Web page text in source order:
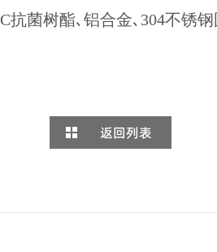
抗菌树酯､铝合金､304不锈
返回列表